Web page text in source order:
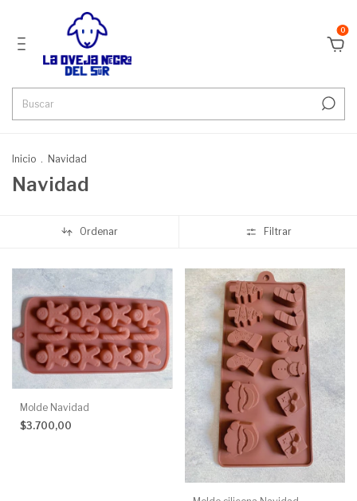
0
Inicio . Navidad
Navidad
Ordenar Filtrar
Molde Navidad
$3.700,00